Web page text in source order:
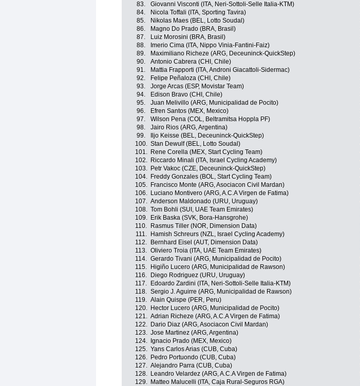
83.
Giovanni Visconti (ITA, Neri-Sottoli-Selle Italia-KTM)
84.
Nicola Toffali (ITA, Sporting Tavira)
85.
Nikolas Maes (BEL, Lotto Soudal)
86.
Magno Do Prado (BRA, Brasil)
87.
Luiz Morosini (BRA, Brasil)
88.
Imerio Cima (ITA, Nippo Vinia-Fantini-Faiz)
89.
Maximiliano Richeze (ARG, Deceuninck-QuickStep)
90.
Antonio Cabrera (CHI, Chile)
91.
Mattia Frapporti (ITA, Androni Giacattoli-Sidermac)
92.
Felipe Peñaloza (CHI, Chile)
93.
Jorge Arcas (ESP, Movistar Team)
94.
Edison Bravo (CHI, Chile)
95.
Juan Melivillo (ARG, Municipalidad de Pocito)
96.
Efren Santos (MEX, Mexico)
97.
Wilson Pena (COL, Beltramitsa Hoppla PF)
98.
Jairo Rios (ARG, Argentina)
99.
Iljo Keisse (BEL, Deceuninck-QuickStep)
100. Stan Dewulf (BEL, Lotto Soudal)
101.
Rene Corella (MEX, Start Cycling Team)
102.
Riccardo Minali (ITA, Israel Cycling Academy)
103.
Petr Vakoc (CZE, Deceuninck-QuickStep)
104.
Freddy Gonzales (BOL, Start Cycling Team)
105.
Francisco Monte (ARG, Asociacon Civil Mardan)
106.
Luciano Montivero (ARG, A.C.A Virgen de Fatima)
107. Anderson Maldonado (URU, Uruguay)
108. Tom Bohli (SUI, UAE Team Emirates)
109.
Erik Baska (SVK, Bora-Hansgrohe)
110.
Rasmus Tiller (NOR, Dimension Data)
111.
Hamish Schreurs (NZL, Israel Cycling Academy)
112.
Bernhard Eisel (AUT, Dimension Data)
113. Oliviero Troia (ITA, UAE Team Emirates)
114. Gerardo Tivani (ARG, Municipalidad de Pocito)
115.
Higiño Lucero (ARG, Municipalidad de Rawson)
116.
Diego Rodriguez (URU, Uruguay)
117.
Edoardo Zardini (ITA, Neri-Sottoli-Selle Italia-KTM)
118. Sergio J. Aguirre (ARG, Municipalidad de Rawson)
119. Alain Quispe (PER, Peru)
120.
Hector Lucero (ARG, Municipalidad de Pocito)
121. Adrian Richeze (ARG, A.C.A Virgen de Fatima)
122.
Dario Diaz (ARG, Asociacon Civil Mardan)
123. Jose Martinez (ARG, Argentina)
124.
Ignacio Prado (MEX, Mexico)
125. Yans Carlos Arias (CUB, Cuba)
126.
Pedro Portuondo (CUB, Cuba)
127. Alejandro Parra (CUB, Cuba)
128.
Leandro Velardez (ARG, A.C.A Virgen de Fatima)
129.
Matteo Malucelli (ITA, Caja Rural-Seguros RGA)